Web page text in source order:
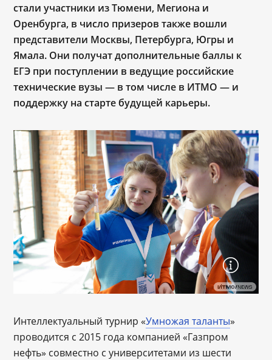
стали участники из Тюмени, Мегиона и
Оренбурга, в число призеров также вошли
представители Москвы, Петербурга, Югры и
Ямала. Они получат дополнительные баллы к
ЕГЭ при поступлении в ведущие российские
технические вузы ― в том числе в ИТМО ― и
поддержку на старте будущей карьеры.
Интеллектуальный турнир «Умножая таланты»
проводится с 2015 года компанией «Газпром
нефть» совместно с университетами из шести